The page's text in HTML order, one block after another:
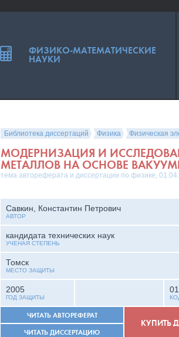
Библиотека диссертаций Физика Физическая
МОДЕРНИЗАЦИЯ И
МЕТАЛЛОВ НА ОСНОВЕ
тема автореферата и диссертации по физике,
Савкин, Константин Петрович
АВТОР
кандидата технических наук
УЧЕНАЯ СТЕПЕНЬ
Томск
МЕСТО ЗАЩИТЫ
2005
ГОД ЗАЩИТЫ
ЧИТАТЬ АВТОРЕФЕРАТ
ЧИТАТЬ ДИССЕРТАЦИЮ
КУПИТЬ
ФИЗИКО-МАТЕМАТИЧЕСКИЕ
НАУКИ